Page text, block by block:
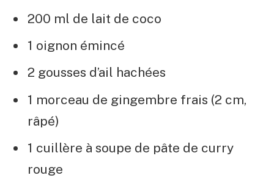
200 ml de lait de coco
1 oignon émincé
2 gousses d’ail hachées
1 morceau de gingembre frais (2 cm,
râpé)
1 cuillère à soupe de pâte de curry
rouge